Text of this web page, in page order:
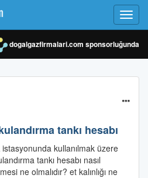
dogalgazfirmalari.com sponsorluğunda
tankı hesabı
kullanılmak üzere
tankı hesabı nasıl
ne olmalıdır? et kalınlığı ne